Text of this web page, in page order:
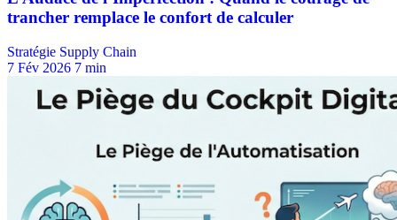
Stratégie Supply Chain
7 Fév 2026 7 min